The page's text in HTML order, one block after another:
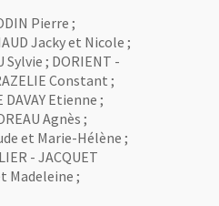
Pierre ;
Jacky et Nicole ;
Sylvie ; DORIENT -
Constant ;
Etienne ;
Agnès ;
et Marie-Hélène ;
- JACQUET
Madeleine ;